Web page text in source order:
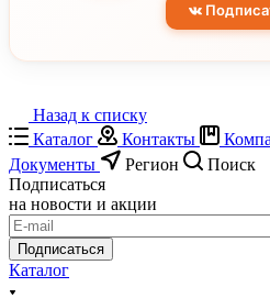
Назад к списку
Каталог
Контакты
Документы
Регион
Поиск
Подписаться
на новости и акции
Подписаться
Каталог